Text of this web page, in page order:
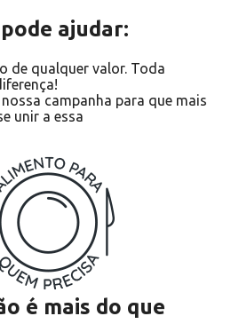
ajudar:
de qualquer valor. Toda
campanha para que mais
unir a essa
é mais do que